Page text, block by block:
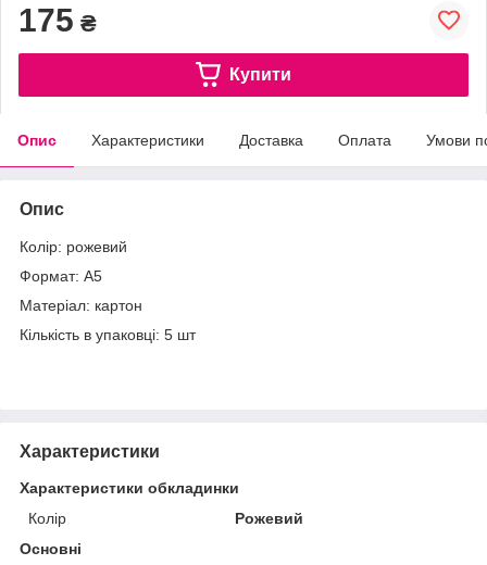
175 ₴
Купити
Опис Характеристики Доставка Оплата Умови
Опис
Колір: рожевий
Формат: А5
Матеріал: картон
Кількість в упаковці: 5 шт
Характеристики
Характеристики обкладинки
Колір
Рожевий
Основні